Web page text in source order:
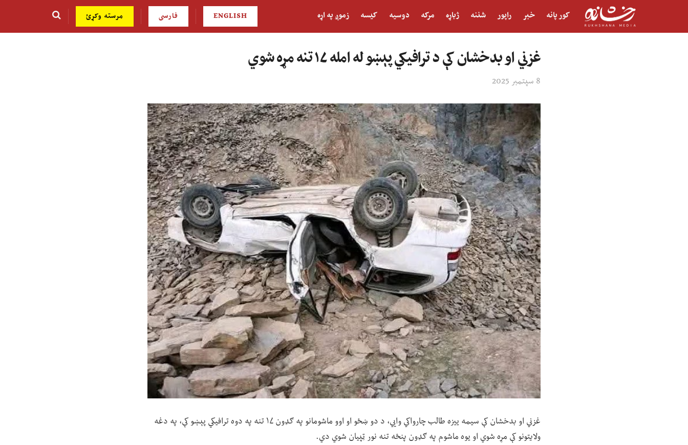
کور پانه خبر راپور شننه ژباړه مرکه دوسیه کیسه زموږ په اړه ENGLISH فارسی مرسته وکړئ
غزني او بدخشان کې د ترافیکي پېښو له امله ۱۷ تنه مړه شوي
8 سپتمبر 2025
غزني او بدخشان کې سیمه ییزه طالب چارواکي وايي، د دو ښځو او اوو ماشومانو په ګډون ۱۷ تنه په دوه ترافیکي پېښو کې، په دغه
ولایتونو کې مړه شوي او یوه ماشوم په ګډون پنځه تنه نور ټپیان شوي دي.